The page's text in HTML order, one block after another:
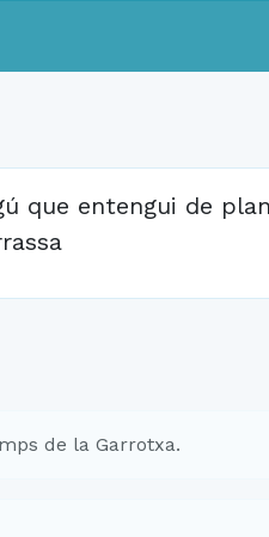
que entengui de
de la Garrotxa.